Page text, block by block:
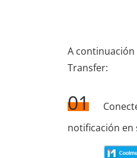
A
Transfer:
01
notificación en